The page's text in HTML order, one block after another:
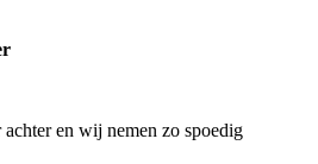
en wij nemen zo spoedig